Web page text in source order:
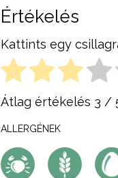
Értékelés
Kattints egy
Átlag értékelés 3 /
ALLERGÉNEK